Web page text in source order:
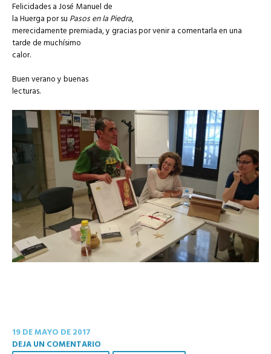
Felicidades a José Manuel de
la Huerga por su Pasos en la Piedra,
merecidamente premiada, y gracias por venir a comentarla en una
tarde de muchísimo
calor.
Buen verano y buenas
lecturas.
19 DE MAYO DE 2017
DEJA UN COMENTARIO